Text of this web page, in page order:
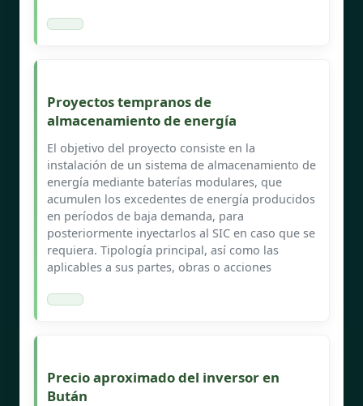
Proyectos tempranos de
almacenamiento de energía
El objetivo del proyecto consiste en la
instalación de un sistema de almacenamiento de
energía mediante baterías modulares, que
acumulen los excedentes de energía producidos
en períodos de baja demanda, para
posteriormente inyectarlos al SIC en caso que se
requiera. Tipología principal, así como las
aplicables a sus partes, obras o acciones
Precio aproximado del inversor en
Bután